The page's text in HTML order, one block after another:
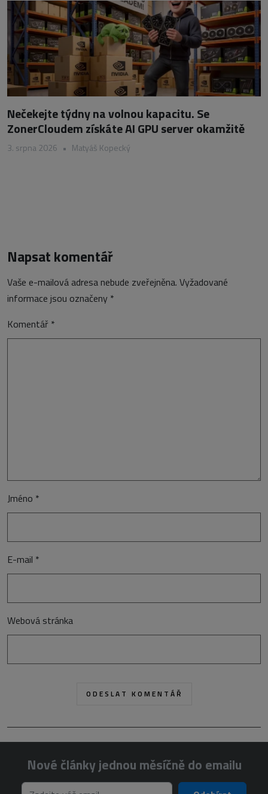
Nečekejte týdny na volnou kapacitu. Se
ZonerCloudem získáte AI GPU server okamžitě
3. srpna 2026 • Matyáš Kopecký
Napsat komentář
Vaše e-mailová adresa nebude zveřejněna. Vyžadované
informace jsou označeny *
Komentář *
Jméno *
E-mail *
Webová stránka
Nové články jednou měsíčně do emailu